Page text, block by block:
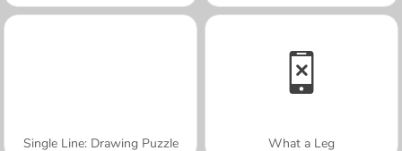
Single Line: Drawing Puzzle What a Leg